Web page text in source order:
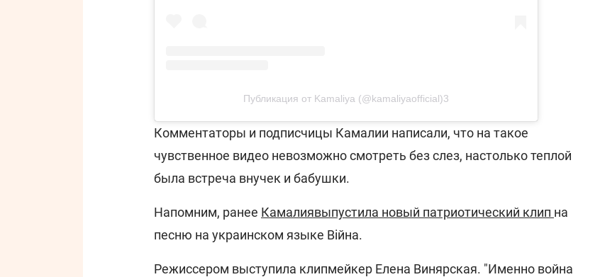
Публикация от Kamaliya (@kamaliyaofficial)3
Комментаторы и подписчицы Камалии написали, что на такое
чувственное видео невозможно смотреть без слез, настолько теплой
была встреча внучек и бабушки.
Напомним, ранее Камалиявыпустила новый патриотический клип на
песню на украинском языке Війна.
Режиссером выступила клипмейкер Елена Винярская. "Именно война